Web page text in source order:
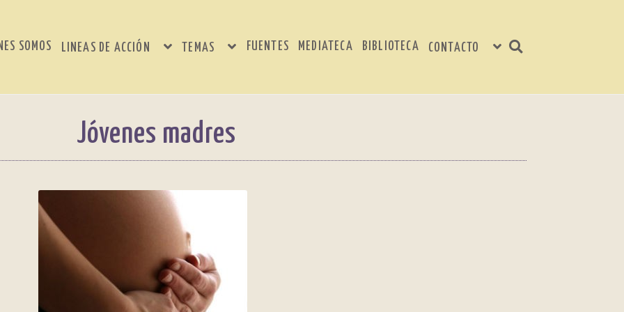
SOMOS LINEAS DE ACCIÓN TEMAS FUENTES MEDIATECA BIBLIOTECA CONTACTO
Jóvenes madres